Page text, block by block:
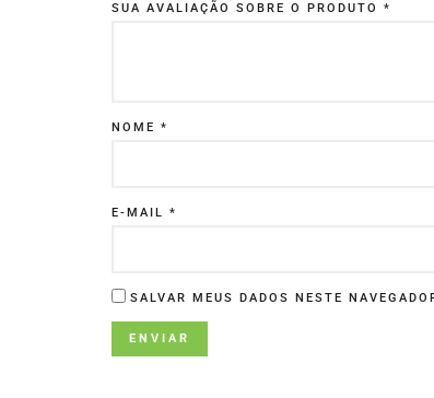
SUA AVALIAÇÃO SOBRE O PRODUTO *
NOME *
E-MAIL *
SALVAR MEUS DADOS NESTE